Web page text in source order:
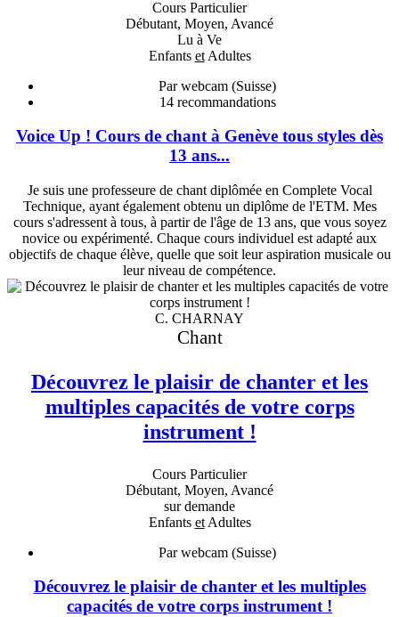
Cours Particulier
Débutant, Moyen, Avancé
Lu à Ve
Enfants etAdultes
Par webcam (Suisse)
14recommandations
Voice Up ! Cours de chant à Genève tous styles dès
13 ans...
Je suis une professeure de chant diplômée en Complete Vocal
Technique, ayant également obtenu un diplôme de l'ETM. Mes
cours s'adressent à tous, à partir de l'âge de 13 ans, que vous soyez
novice ou expérimenté. Chaque cours individuel est adapté aux
objectifs de chaque élève, quelle que soit leur aspiration musicale ou
leur niveau de compétence.
C. CHARNAY
Chant
Découvrez le plaisir de chanter et les
multiples capacités de votre corps
instrument !
Cours Particulier
Débutant, Moyen, Avancé
sur demande
Enfants etAdultes
Par webcam (Suisse)
Découvrez le plaisir de chanter et les multiples
capacités de votre corps instrument !